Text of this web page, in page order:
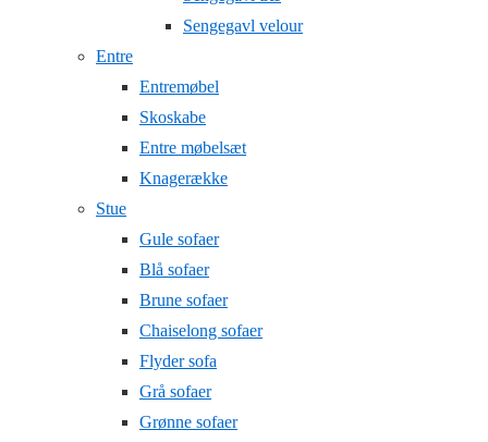
Sengegavl velour
Entre
Entremøbel
Skoskabe
Entre møbelsæt
Knagerække
Stue
Gule sofaer
Blå sofaer
Brune sofaer
Chaiselong sofaer
Flyder sofa
Grå sofaer
Grønne sofaer